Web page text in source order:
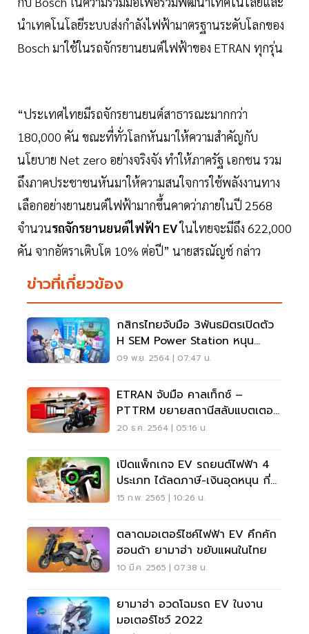
นำเทคโนโลยีระบบส่งกำลังไฟฟ้ามาตรฐานระดับโลกของ
Bosch มาใช้ในรถจักรยานยนต์ไฟฟ้าของ ETRAN ทุกรุ่น
“ประเทศไทยมีรถจักรยานยนต์สาธารณะมากกว่า
180,000 คัน ขณะที่ทั่วโลกหันมาให้ความสำคัญกับ
นโยบาย Net zero อย่างจริงจัง ทำให้ภาครัฐ เอกชน รวม
ถึงภาคประชาชนหันมาให้ความสนใจการใช้พลังงานทาง
เลือกอย่างยานยนต์ไฟฟ้ามากขึ้นคาดว่าภายในปี 2568
จำนวนรถจักรยานยนต์ไฟฟ้า EVในไทยจะมีถึง 622,000
คัน จากอัตราเติบโต 10% ต่อปี” นายสรณัญช์ กล่าว
ข่าวที่เกี่ยวข้อง
กสิกรไทยจับมือ 3พันธมิตรเปิดตัว
H SEM Power Station หนุน
มอเตอร์ไซค์ไฟฟ้า
09 พ.ย. 2564 | 07:47 น.
ETRAN จับมือ คาลเท็กซ์ –
PTTRM ขยายสถานีสลับแบตเตอรี่
มอเตอร์ไซค์ EV 20 แห่ง
20 ธ.ค. 2564 | 05:16 น.
เปิดแพ็กเกจ EV รถยนต์ไฟฟ้า 4
ประเภท ได้ลดภาษี-เงินอุดหนุน กี่
บาท
15 ก.พ. 2565 | 10:26 น.
ตลาดมอเตอร์ไซค์ไฟฟ้า EV คึกคัก
ฮอนด้า ยามาฮ่า ขยับแผนในไทย
10 มี.ค. 2565 | 07:38 น.
ยามาฮ่า อวดโฉมรถ EV ในงาน
มอเตอร์โชว์ 2022